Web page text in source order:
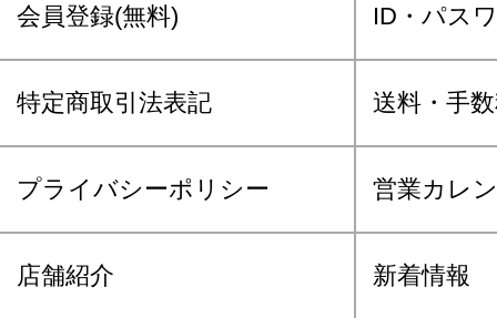
会員登録(無料) ID・パス
特定商取引法表記 送料・手
プライバシーポリシー 営業カレ
店舗紹介 新着情報